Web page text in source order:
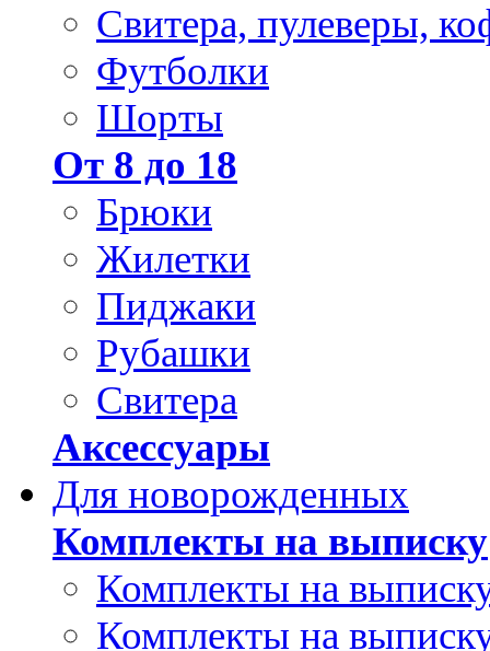
Свитера, пулеверы,
Футболки
Шорты
От 8 до 18
Брюки
Жилетки
Пиджаки
Рубашки
Свитера
Аксессуары
Для новорожденных
Комплекты на выписку
Комплекты на
Комплекты на